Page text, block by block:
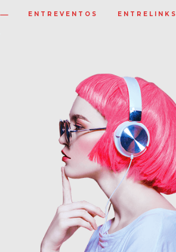
ENTREVENTOS ENTRELINKS